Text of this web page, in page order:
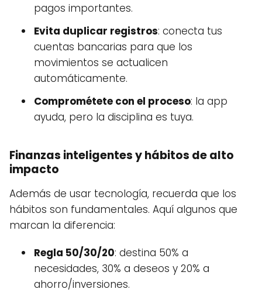
pagos importantes.
Evita duplicar registros: conecta tus
cuentas bancarias para que los
movimientos se actualicen
automáticamente.
Comprométete con el proceso: la app
ayuda, pero la disciplina es tuya.
Finanzas inteligentes y hábitos de alto
impacto
Además de usar tecnología, recuerda que los
hábitos son fundamentales. Aquí algunos que
marcan la diferencia:
Regla 50/30/20: destina 50% a
necesidades, 30% a deseos y 20% a
ahorro/inversiones.